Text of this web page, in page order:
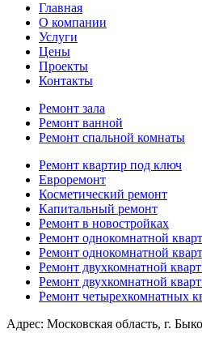
Главная
О компании
Услуги
Цены
Проекты
Контакты
Ремонт зала
Ремонт ванной
Ремонт спальной комнаты
Ремонт квартир под ключ
Евроремонт
Косметический ремонт
Капитальный ремонт
Ремонт в новостройках
Ремонт однокомнатной
Ремонт однокомнатной
Ремонт двухкомнатной
Ремонт двухкомнатной
Ремонт четырехкомнатных
Адрес: Московская область, г.